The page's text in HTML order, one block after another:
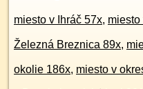
miesto v Ihráč 57x,
Železná Breznica 89x,
okolie 186x, miesto v